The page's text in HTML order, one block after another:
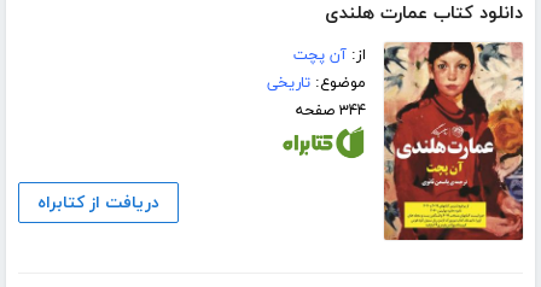
دانلود کتاب عمارت هلندی
از:آن پچت
موضوع:تاریخی
۳۴۴ صفحه
دریافت از کتابراه